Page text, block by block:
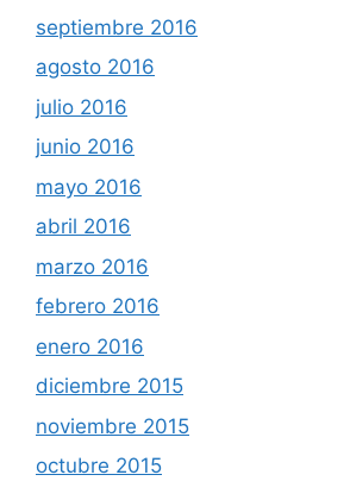
septiembre 2016
agosto 2016
julio 2016
junio 2016
mayo 2016
abril 2016
marzo 2016
febrero 2016
enero 2016
diciembre 2015
noviembre 2015
octubre 2015